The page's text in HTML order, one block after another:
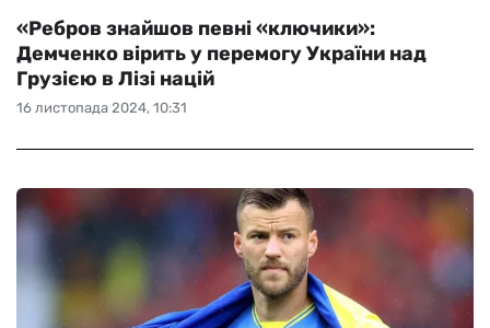
16 листопада 2024, 10:31
«Ребров знайшов певні «ключики»:
Демченко вірить у перемогу України над
Грузією в Лізі націй